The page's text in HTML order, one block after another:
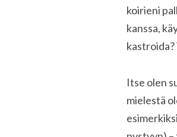
koirieni
kanssa,
Itse olen
mielestä